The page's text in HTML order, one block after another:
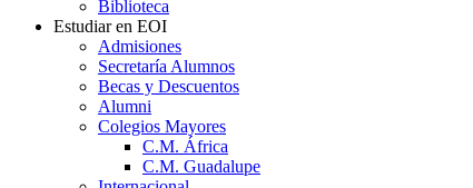
Biblioteca
Estudiar en EOI
Admisiones
Secretaría Alumnos
Becas y Descuentos
Alumni
Colegios Mayores
C.M. África
C.M. Guadalupe